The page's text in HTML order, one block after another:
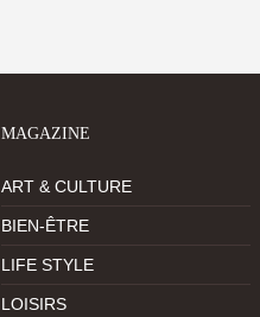
MAGAZINE
ART & CULTURE
BIEN-ÊTRE
LIFE STYLE
LOISIRS